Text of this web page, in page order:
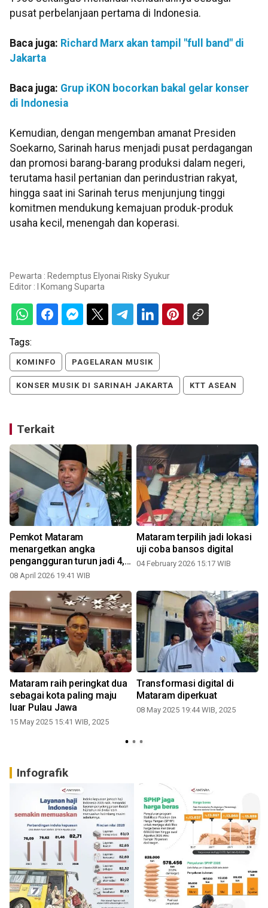
pusat perbelanjaan pertama di Indonesia.
Baca juga: Richard Marx akan tampil "full band" di
Jakarta
Baca juga: Grup iKON bocorkan bakal gelar konser
di Indonesia
Kemudian, dengan mengemban amanat Presiden
Soekarno, Sarinah harus menjadi pusat perdagangan
dan promosi barang-barang produksi dalam negeri,
terutama hasil pertanian dan perindustrian rakyat,
hingga saat ini Sarinah terus menjunjung tinggi
komitmen mendukung kemajuan produk-produk
usaha kecil, menengah dan koperasi.
Pewarta : Redemptus Elyonai Risky Syukur
Editor :
I Komang Suparta
Tags:
KOMINFO PAGELARAN MUSIK
KONSER MUSIK DI SARINAH JAKARTA KTT ASEAN
Terkait
Pemkot Mataram
menargetkan angka
pengangguran turun jadi 4,4
persen
08 April 2026 19:41 WIB
Mataram terpilih jadi lokasi
uji coba bansos digital
04 February 2026 15:17 WIB
Mataram raih peringkat dua
sebagai kota paling maju
luar Pulau Jawa
15 May 2025 15:41 WIB, 2025
Transformasi digital di
Mataram diperkuat
08 May 2025 19:44 WIB, 2025
Infografik